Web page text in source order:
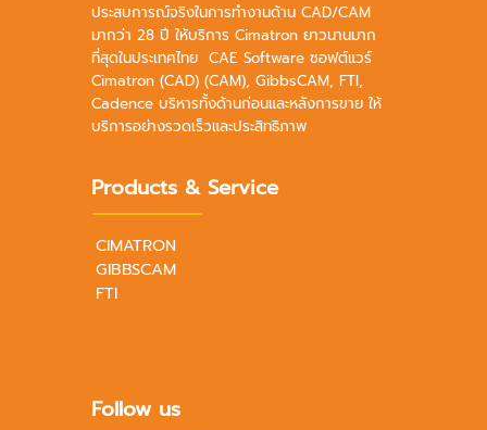
ประสบการณ์จริงในการทำงานด้าน CAD/CAM
มากว่า 28 ปี ให้บริการ Cimatron ยาวนานมาก
ที่สุดในประเทศไทย CAE Software ซอฟต์แวร์
Cimatron (CAD) (CAM), GibbsCAM, FTI,
Cadence บริหารทั้งด้านก่อนและหลังการขาย ให้
บริการอย่างรวดเร็วและประสิทธิภาพ
Products & Service
CIMATRON
GIBBSCAM
FTI
Follow us